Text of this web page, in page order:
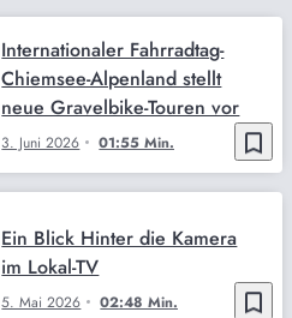
bookmark_border
3. Juni 2026 01:55 Min.
Internationaler Fahrradtag-
Chiemsee-Alpenland stellt
neue Gravelbike-Touren vor
bookmark_border
5. Mai 2026 02:48 Min.
Ein Blick Hinter die Kamera
im Lokal-TV